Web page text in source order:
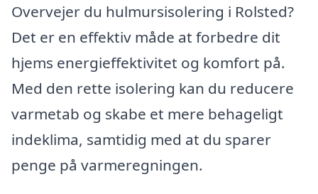
Overvejer du hulmursisolering i Rolsted?
Det er en effektiv måde at forbedre dit
hjems energieffektivitet og komfort på.
Med den rette isolering kan du reducere
varmetab og skabe et mere behageligt
indeklima, samtidig med at du sparer
penge på varmeregningen.